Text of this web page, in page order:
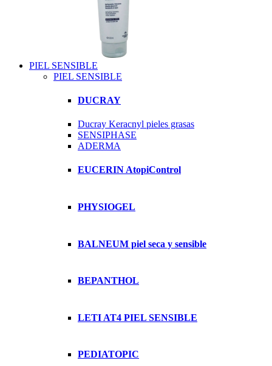
PIEL SENSIBLE
PIEL SENSIBLE
DUCRAY
Ducray Keracnyl pieles grasas
SENSIPHASE
ADERMA
EUCERIN AtopiControl
PHYSIOGEL
BALNEUM piel seca y sensible
BEPANTHOL
LETI AT4 PIEL SENSIBLE
PEDIATOPIC